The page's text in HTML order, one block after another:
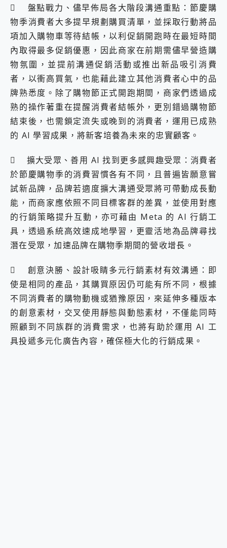
 盤點戰力、儘早佈局各大階段溝通重點：節慶購
物季消費者大多提早規劃購買清單，並採取行動將品
項加入購物車等待結帳，以利促銷開跑時在最短時間
內取得最多促銷優惠，因此商家在前期需儘早營造購
物氛圍，並提前溝通促銷活動或推出新品吸引消費
者，以衝高買氣，也能藉此建立其他消費者心中的品
牌熟悉度。除了購物節正式開跑期間，商家們透過成
熟的操作著重在提醒消費者結帳外，更別錯過購物節
結束後，也需鎖定流失或晚到的消費者，運用已成熟
的 AI 學習成果，將新客培養為未來的忠實顧客。
 擴大受眾、善用 AI 找到更多感興趣受眾：消費者
於節慶購物季的消費習慣各有不同，且普遍皆願意嘗
試新品牌，品牌若適度擴大溝通受眾將可帶動成長動
能，而商家應依照不同目標客群的差異，並使用對應
的行銷策略提升互動，亦可藉由 Meta 的 AI 行銷工
具，透過系統高效速成地學習，更靈活地為品牌尋找
潛在受眾，加速品牌在購物季期間的營收增長。
 創意決勝、設計吸睛多元行銷素材有效溝通：即
使是相同的產品，其購買原因仍可能有所不同，根據
不同消費者的購物動機或猶豫原因，來延伸多種版本
的創意素材，交叉使用靜態與動態素材，不僅能同時
照顧到不同族群的消費需求，也將有助於運用 AI 工
具投遞多元化廣告內容，確保極大化的行銷成果。